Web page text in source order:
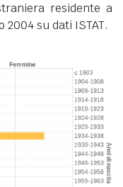
residente a
2004 su dati ISTAT.